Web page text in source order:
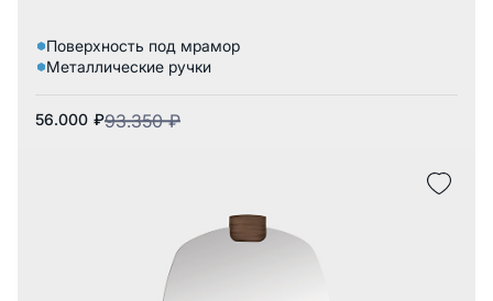
Поверхность под мрамор
Металлические ручки
93.350 ₽
56.000 ₽